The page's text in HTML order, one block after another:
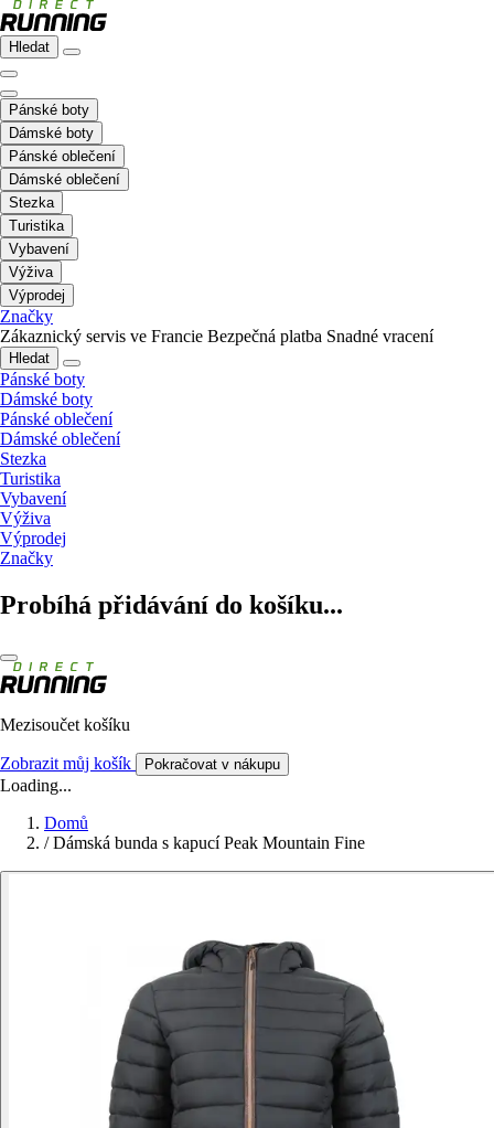
Hledat
Pánské boty
Dámské boty
Pánské oblečení
Dámské oblečení
Stezka
Turistika
Vybavení
Výživa
Výprodej
Značky
Zákaznický servis ve Francie Bezpečná platba Snadné vracení
Hledat
Pánské boty
Dámské boty
Pánské oblečení
Dámské oblečení
Stezka
Turistika
Vybavení
Výživa
Výprodej
Značky
Probíhá přidávání do košíku...
Mezisoučet košíku
Zobrazit můj košík Pokračovat v nákupu
Loading...
Domů
/ Dámská bunda s kapucí Peak Mountain Fine